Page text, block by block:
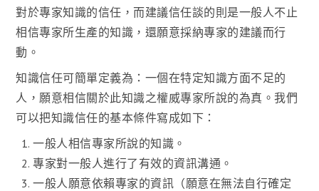
對於專家知識的信任，而建議信任談的則是一般人不止
相信專家所生產的知識，還願意採納專家的建議而行
動。
知識信任可簡單定義為：一個在特定知識方面不足的
人，願意相信關於此知識之權威專家所說的為真。我們
可以把知識信任的基本條件寫成如下：
一般人相信專家所說的知識。
專家對一般人進行了有效的資訊溝通。
一般人願意依賴專家的資訊（願意在無法自行確定